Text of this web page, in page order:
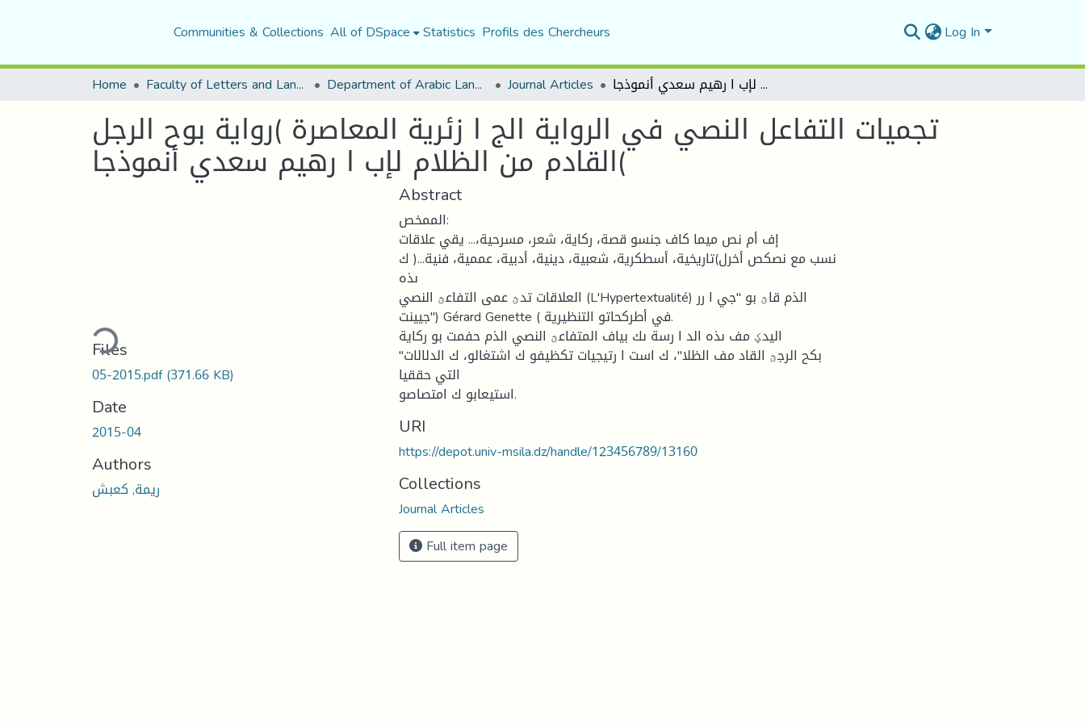
Communities & Collections All of DSpace Statistics Profils des Chercheurs Log In
Home Faculty of Letters and Languages Department of Arabic Language and Literature Journal Articles تجميات التفاعل النصي في الرواية الج ا زئرية المعاصرة )رواية بوح الرجل القادم من الظلام لإب ا رهيم سعدي أنموذجا(
تجميات التفاعل النصي في الرواية الج ا زئرية المعاصرة )رواية بوح الرجل
القادم من الظلام لإب ا رهيم سعدي أنموذجا(
Loading...
Files
05-2015.pdf(371.66 KB)
Date
2015-04
Authors
ريمة, كعبش
Abstract
الممخص:
إف أم نص ميما كاف جنسو قصة، ركاية، شعر، مسرحية،... يقي علاقات
نسب مع نصكص أخرل)تاريخية، أسطكرية، شعبية، دينية، أدبية، عممية، فنية...( ك
ىذه
العلاقات تدؿ عمى التفاعؿ النصي (L'Hypertextualité) الذم قاؿ بو "جي ا رر
جيينت") Gérard Genette ( في أطركحاتو التنظيرية.
اليدؼ مف ىذه الد ا رسة ىك بياف المتفاعؿ النصي الذم حفمت بو ركاية
"بكح الرجؿ القاد مف الظلا"، ك است ا رتيجيات تكظيفو ك اشتغالو، ك الدلالات
التي حققيا
استيعابو ك امتصاصو.
URI
https://depot.univ-msila.dz/handle/123456789/13160
Collections
Journal Articles
Full item page